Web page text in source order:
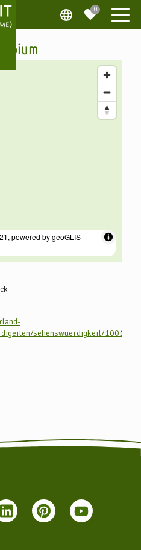
sehenswuerdigkeit/